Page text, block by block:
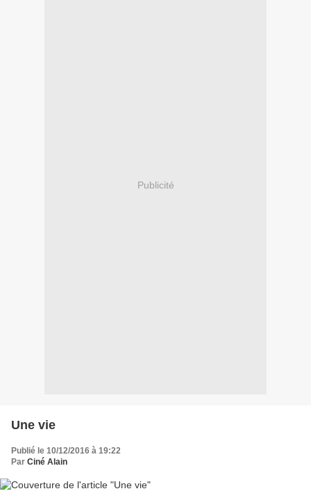
Publicité
Une vie
Publié le 10/12/2016 à 19:22
Par Ciné Alain